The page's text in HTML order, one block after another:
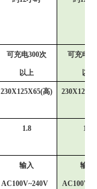
可充电300次
以上
可充电
以上
230X125X65(高)
1.8 1.8
输入
AC100V~240V
输入